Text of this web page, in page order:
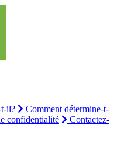
t-il?
Comment détermine-t-
confidentialité
Contactez-